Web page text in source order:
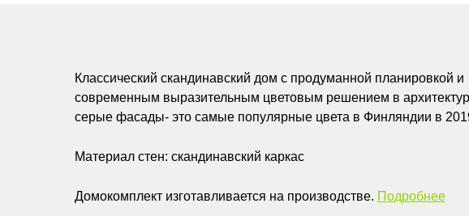
Классический скандинавский дом с продуманной планировкой и
современным выразительным цветовым решением в
серые фасады- это самые популярные цвета в Финляндии в
Материал стен: скандинавский каркас
Домокомплект изготавливается на производстве. Подробнее